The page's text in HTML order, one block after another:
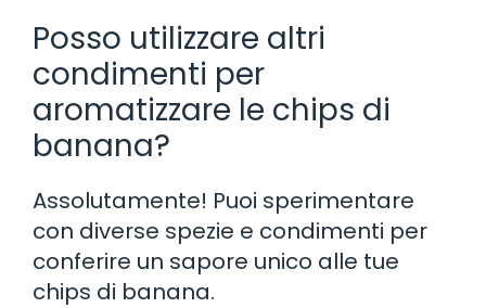
Posso utilizzare altri
condimenti per
aromatizzare le chips di
banana?
Assolutamente! Puoi sperimentare
con diverse spezie e condimenti per
conferire un sapore unico alle tue
chips di banana.